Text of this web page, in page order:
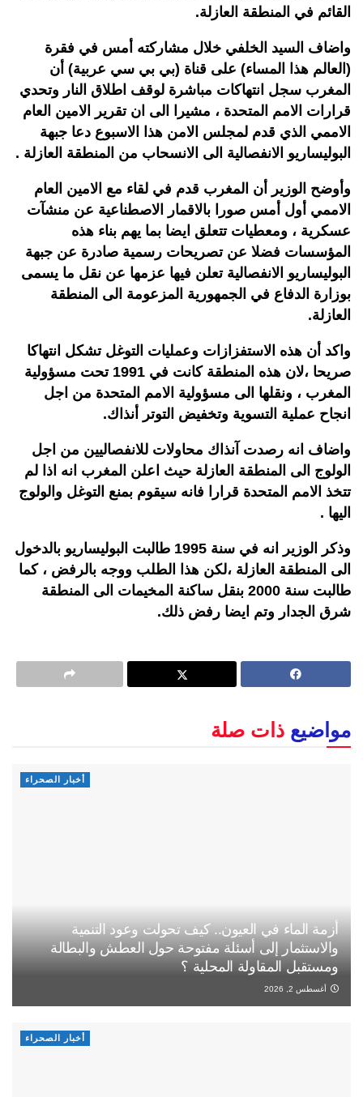
القائم في المنطقة العازلة.
واضاف السيد الخلفي خلال مشاركته أمس في فقرة
(العالم هذا المساء) على قناة (بي بي سي عربية) أن
المغرب سجل انتهاكات مباشرة لوقف اطلاق النار وتحدي
قرارات الامم المتحدة ، مشيرا الى ان تقرير الامين العام
الاممي الذي قدم لمجلس الامن هذا الاسبوع دعا جبهة
البوليساريو الانفصالية الى الانسحاب من المنطقة العازلة .
وأوضح الوزير أن المغرب قدم في لقاء مع الامين العام
الاممي أول أمس صورا بالاقمار الاصطناعية عن منشآت
عسكرية ، ومعطيات تتعلق ايضا بما يهم بناء هذه
المؤسسات فضلا عن تصريحات رسمية صادرة عن جبهة
البوليساريو الانفصالية تعلن فيها عزمها عن نقل ما يسمى
بوزارة الدفاع في الجمهورية المزعومة الى المنطقة
العازلة.
واكد أن هذه الاستفزازات وعمليات التوغل تشكل انتهاكا
صريحا ،لان هذه المنطقة كانت في 1991 تحت مسؤولية
المغرب ، ونقلها الى مسؤولية الامم المتحدة من اجل
انجاح عملية التسوية وتخفيض التوتر أنذاك.
واضاف انه رصدت آنذاك محاولات للانفصاليين من اجل
الولوج الى المنطقة العازلة حيث اعلن المغرب انه اذا لم
تتخذ الامم المتحدة قرارا فانه سيقوم بمنع التوغل والولوج
اليها .
وذكر الوزير انه في سنة 1995 طالبت البوليساريو بالدخول
الى المنطقة العازلة ،لكن هذا الطلب ووجه بالرفض ، كما
طالبت سنة 2000 بنقل ساكنة المخيمات الى المنطقة
شرق الجدار وتم ايضا رفض ذلك.
مواضيع ذات صلة
أخبار الصحراء
أزمة الماء في العيون.. كيف تحولت وعود التنمية
والاستثمار إلى أسئلة مفتوحة حول العطش والبطالة
ومستقبل المقاولة المحلية ؟
أغسطس 2, 2026
أخبار الصحراء